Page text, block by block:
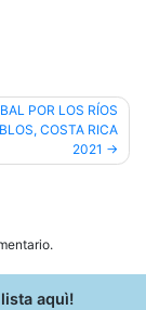
POR LOS RÍOS
COSTA RICA
2021
aquì!